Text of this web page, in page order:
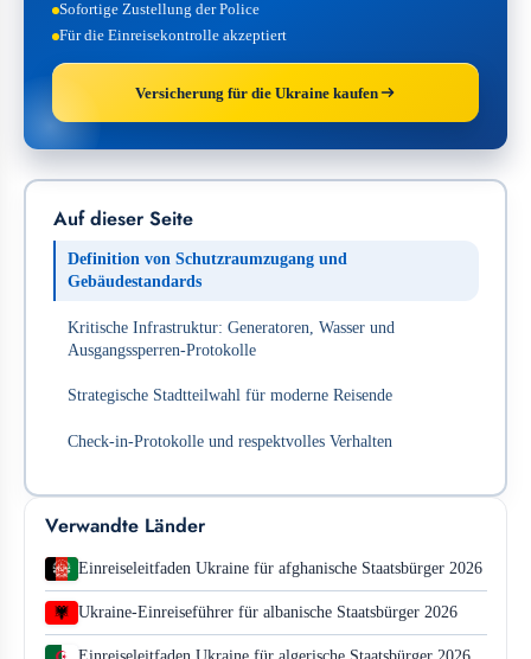
Sofortige Zustellung der Police
Für die Einreisekontrolle akzeptiert
Versicherung für die Ukraine kaufen
Auf dieser Seite
Definition von Schutzraumzugang und
Gebäudestandards
Kritische Infrastruktur: Generatoren, Wasser und
Ausgangssperren-Protokolle
Strategische Stadtteilwahl für moderne Reisende
Check-in-Protokolle und respektvolles Verhalten
Verwandte Länder
Einreiseleitfaden Ukraine für afghanische Staatsbürger 2026
Ukraine-Einreiseführer für albanische Staatsbürger 2026